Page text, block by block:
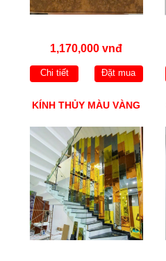
1,170,000 vnđ
Chi tiết Đặt mua
KÍNH THỦY MÀU VÀNG